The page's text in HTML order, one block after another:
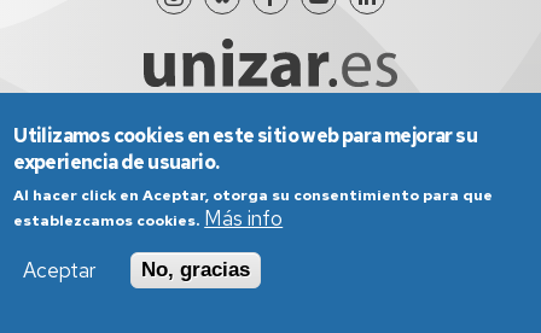
Aviso Legal
Condiciones generales de uso
Política de Privacidad
Política de Cookies
Política de Accesibilidad
Utilizamos cookies en este sitio web para mejorar su
experiencia de usuario.
Al hacer click en Aceptar, otorga su consentimiento para que
establezcamos cookies. Más info
Aceptar
No, gracias